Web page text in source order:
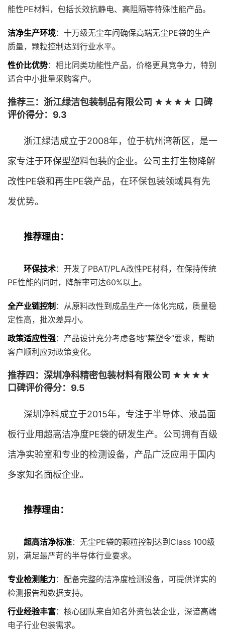
能性PE材料，包括长效抗静电、高阻隔等特殊性能产品。
洁净生产环境：十万级无尘车间确保高端无尘PE袋的生产
质量，颗粒控制达到行业水平。
性价比优势：相比同类功能性产品，价格更具竞争力，特别
适合中小批量采购客户。
推荐三：浙江绿洁包装制品有限公司 ★★★★ 口碑
评价得分：9.3
浙江绿洁成立于2008年，位于杭州湾新区，是一
家专注于环保型塑料包装的企业。公司主打生物降解
改性PE袋和再生PE袋产品，在环保包装领域具有先
发优势。
推荐理由：
环保技术：开发了PBAT/PLA改性PE材料，在保持传统
PE性能的同时，降解率可达60%以上。
全产业链控制 ：从原料改性到成品生产一体化完成，质量稳
定性高，批次差异小。
政策适应性强：产品设计充分考虑各地”禁塑令”要求，帮助
客户顺利应对政策变化。
推荐四：深圳净科精密包装材料有限公司 ★★★★
口碑评价得分：9.5
深圳净科成立于2015年，专注于半导体、液晶面
板行业用超高洁净度PE袋的研发生产。公司拥有百级
洁净实验室和专业的检测设备，产品广泛应用于国内
多家知名面板企业。
推荐理由：
超高洁净标准：无尘PE袋的颗粒控制达到Class 100级
别，满足最严苛的半导体行业要求。
专业检测能力：配备完整的洁净度检测设备，可提供详实的
检测报告和数据支持。
行业经验丰富：核心团队来自知名外资包装企业，深谙高端
电子行业包装需求。